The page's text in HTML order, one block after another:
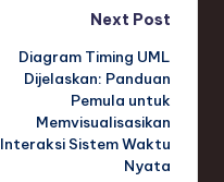
Next Post
Diagram Timing UML
Dijelaskan: Panduan
Pemula untuk
Memvisualisasikan
Interaksi Sistem Waktu
Nyata